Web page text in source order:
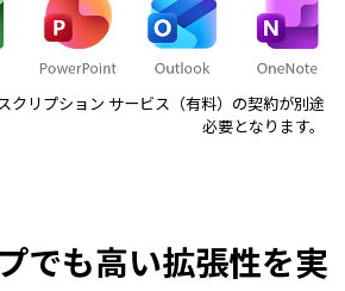
クリプション サービス（有料）の契約が別途
必要となります。
でも高い拡張性を実